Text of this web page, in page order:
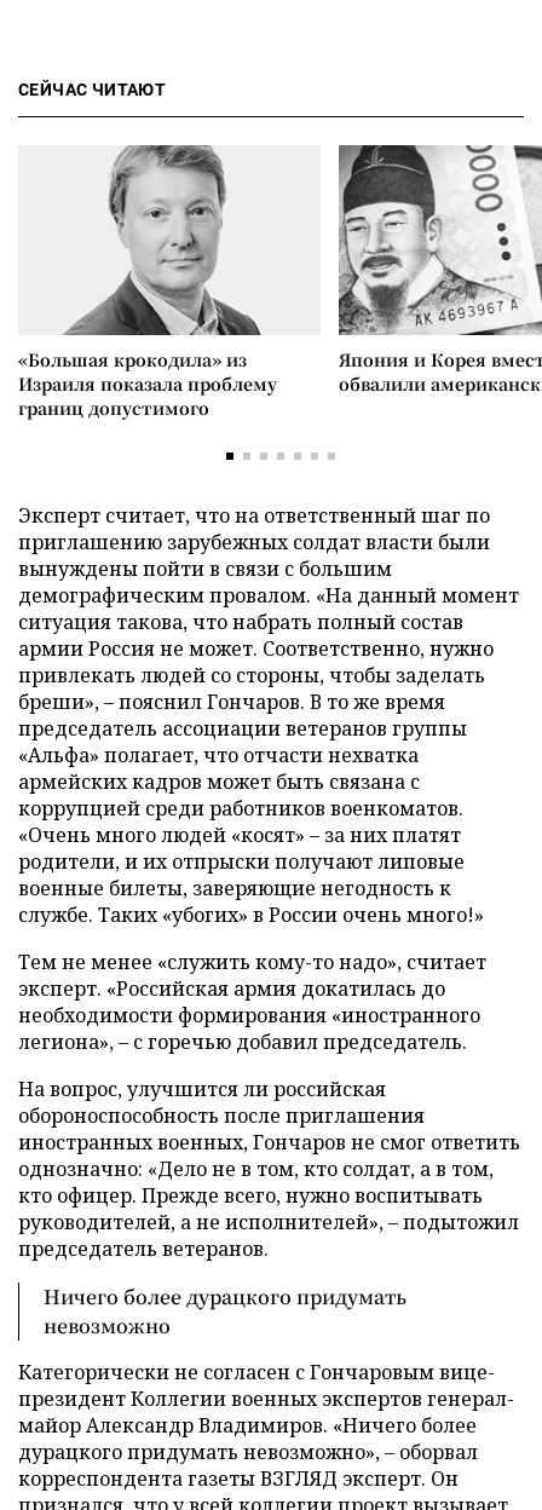
СЕЙЧАС ЧИТАЮТ
«Большая крокодила» из
Израиля показала проблему
границ допустимого
Япония и Корея
обвалили
Эксперт считает, что на ответственный шаг по
приглашению зарубежных солдат власти были
вынуждены пойти в связи с большим
демографическим провалом. «На данный момент
ситуация такова, что набрать полный состав
армии Россия не может. Соответственно, нужно
привлекать людей со стороны, чтобы заделать
бреши», – пояснил Гончаров. В то же время
председатель ассоциации ветеранов группы
«Альфа» полагает, что отчасти нехватка
армейских кадров может быть связана с
коррупцией среди работников военкоматов.
«Очень много людей «косят» – за них платят
родители, и их отпрыски получают липовые
военные билеты, заверяющие негодность к
службе. Таких «убогих» в России очень много!»
Тем не менее «служить кому-то надо», считает
эксперт. «Российская армия докатилась до
необходимости формирования «иностранного
легиона», – с горечью добавил председатель.
На вопрос, улучшится ли российская
обороноспособность после приглашения
иностранных военных, Гончаров не смог ответить
однозначно: «Дело не в том, кто солдат, а в том,
кто офицер. Прежде всего, нужно воспитывать
руководителей, а не исполнителей», – подытожил
председатель ветеранов.
Ничего более дурацкого придумать
невозможно
Категорически не согласен с Гончаровым вице-
президент Коллегии военных экспертов генерал-
майор Александр Владимиров. «Ничего более
дурацкого придумать невозможно», – оборвал
корреспондента газеты ВЗГЛЯД эксперт. Он